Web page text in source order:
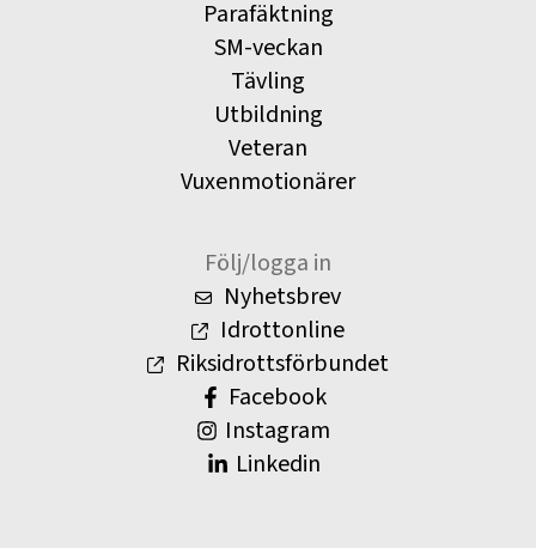
Parafäktning
SM-veckan
Tävling
Utbildning
Veteran
Vuxenmotionärer
Följ/logga in
Nyhetsbrev
Idrottonline
Riksidrottsförbundet
Facebook
Instagram
Linkedin